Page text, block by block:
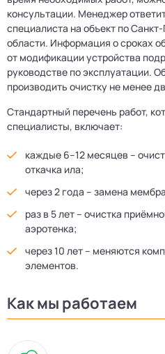
консультации. Менеджер
специалиста на объект по
области. Информация о сроках
от модификации устройства
руководстве по эксплуатации.
производить очистку не менее
Стандартный перечень работ,
специалисты, включает:
каждые 6–12 месяцев –
откачка ила;
через 2 года – замена
раз в 5 лет – очистка
аэротенка;
через 10 лет – меняются
элементов.
Как мы работаем